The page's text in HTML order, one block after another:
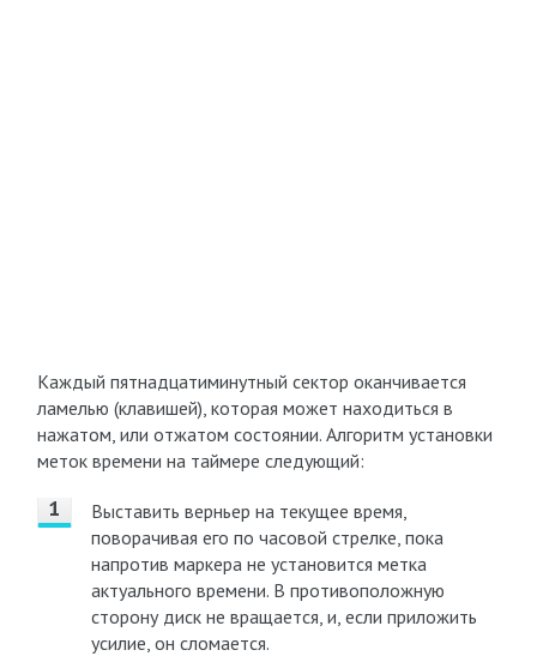
Каждый пятнадцатиминутный сектор оканчивается
ламелью (клавишей), которая может находиться в
нажатом, или отжатом состоянии. Алгоритм установки
меток времени на таймере следующий:
Выставить верньер на текущее время,
поворачивая его по часовой стрелке, пока
напротив маркера не установится метка
актуального времени. В противоположную
сторону диск не вращается, и, если приложить
усилие, он сломается.